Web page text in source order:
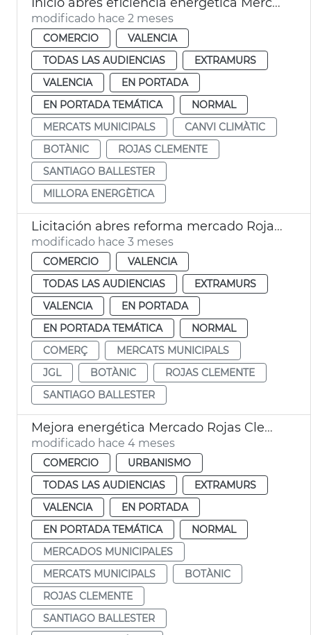
modificado hace 2 meses
COMERCIO
VALENCIA
TODAS LAS AUDIENCIAS
EXTRAMURS
VALENCIA
EN PORTADA
EN PORTADA TEMÁTICA
NORMAL
MERCATS MUNICIPALS
CANVI CLIMÀTIC
BOTÀNIC
ROJAS CLEMENTE
SANTIAGO BALLESTER
MILLORA ENERGÈTICA
Licitación abres reforma mercado Rojas Clemente
modificado hace 3 meses
COMERCIO
VALENCIA
TODAS LAS AUDIENCIAS
EXTRAMURS
VALENCIA
EN PORTADA
EN PORTADA TEMÁTICA
NORMAL
COMERÇ
MERCATS MUNICIPALS
JGL
BOTÀNIC
ROJAS CLEMENTE
SANTIAGO BALLESTER
Mejora energética Mercado Rojas Clemente
modificado hace 4 meses
COMERCIO
URBANISMO
TODAS LAS AUDIENCIAS
EXTRAMURS
VALENCIA
EN PORTADA
EN PORTADA TEMÁTICA
NORMAL
MERCADOS MUNICIPALES
MERCATS MUNICIPALS
BOTÀNIC
ROJAS CLEMENTE
SANTIAGO BALLESTER